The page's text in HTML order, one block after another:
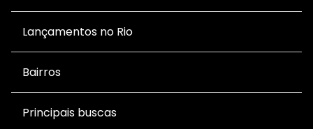
Lançamentos no Rio
Bairros
Principais buscas